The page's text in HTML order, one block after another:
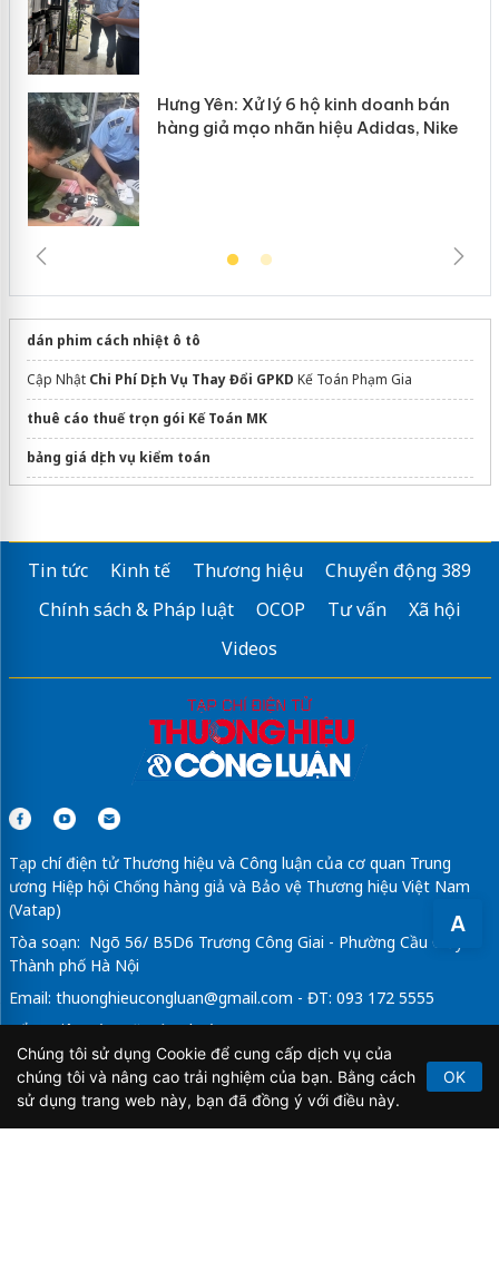
A
Hưng Yên: Xử lý 6 hộ kinh doanh bán
hàng giả mạo nhãn hiệu Adidas, Nike
dán phim cách nhiệt ô tô
Cập Nhật Chi Phí Dịch Vụ Thay Đổi GPKD Kế Toán Phạm Gia
thuê cáo thuế trọn gói Kế Toán MK
bảng giá dịch vụ kiểm toán
Kế toán trọn gói tại Tân Phú TPHCM
Tin tức Kinh tế Thương hiệu
Chuyển động 389
Chính sách & Pháp luật
OCOP Tư vấn
Xã hội
Videos
Tạp chí điện tử Thương hiệu và Công luận của cơ quan Trung
ương Hiệp hội Chống hàng giả và Bảo vệ Thương hiệu Việt Nam
(Vatap)
Tòa soạn: Ngõ 56/ B5D6 Trương Công Giai - Phường Cầu Giấy -
Thành phố Hà Nội
Email: thuonghieucongluan@gmail.com - ĐT: 093 172 5555
Tổng Biên Tập: Vũ Đức Thuận
Giấy phép hoạt động báo chí điện tử số 64/GP-BTTTT do Bộ
Thông tin và Truyền thông cấp ngày 21/2/2020.
Chúng tôi sử dụng Cookie để cung cấp dịch vụ của
chúng tôi và nâng cao trải nghiệm của bạn. Bằng cách
sử dụng trang web này, bạn đã đồng ý với điều này.
OK